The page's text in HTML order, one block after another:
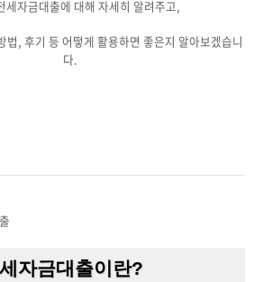
세자금대출에 대해 자세히 알려주고,
법, 후기 등 어떻게 활용하면 좋은지 알아보겠습니
다.
자금대출이란?